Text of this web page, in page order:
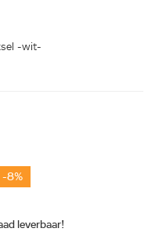
-wit-
-8%
leverbaar!